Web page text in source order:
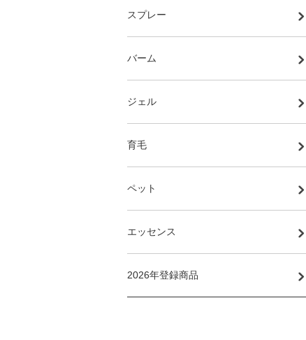
スプレー
バーム
ジェル
育毛
ペット
エッセンス
2026年登録商品